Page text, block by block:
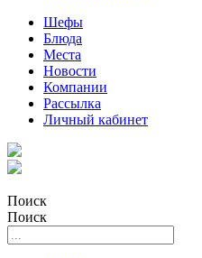
Шефы
Блюда
Места
Новости
Компании
Рассылка
Личный кабинет
Поиск
Поиск